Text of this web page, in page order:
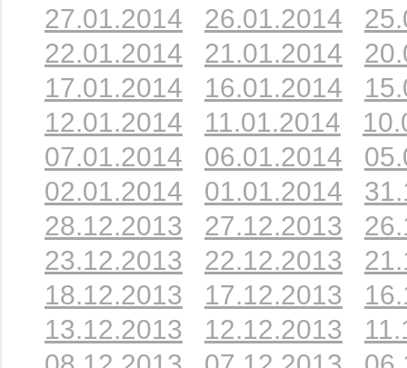
27.01.2014
26.01.2014
22.01.2014
21.01.2014
17.01.2014
16.01.2014
12.01.2014
11.01.2014
07.01.2014
06.01.2014
02.01.2014
01.01.2014
28.12.2013
27.12.2013
23.12.2013
22.12.2013
18.12.2013
17.12.2013
13.12.2013
12.12.2013